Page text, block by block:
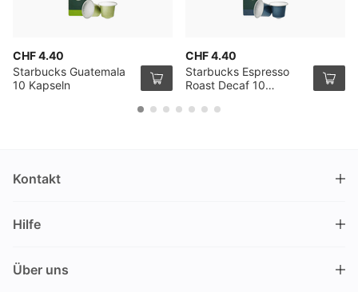
CHF 4.40
Starbucks Guatemala
10 Kapseln
CHF 4.40
Starbucks Espresso
Roast Decaf 10
Kontakt
Nüschelerstrasse 35
Schweiz
Hilfe
Über uns